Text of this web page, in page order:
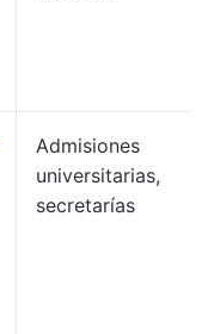
Admisiones
universitarias,
secretarías